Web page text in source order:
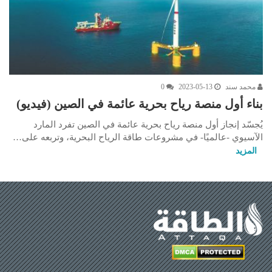
محمد سند 2023-05-13
0
بناء أول منصة رياح بحرية عائمة في الصين (فيديو)
يُجسّد إنجاز أول منصة رياح بحرية عائمة في الصين تفرد المارد
الآسيوي -عالميًا- في مشروعات طاقة الرياح البحرية، وتربعه على…
المزيد